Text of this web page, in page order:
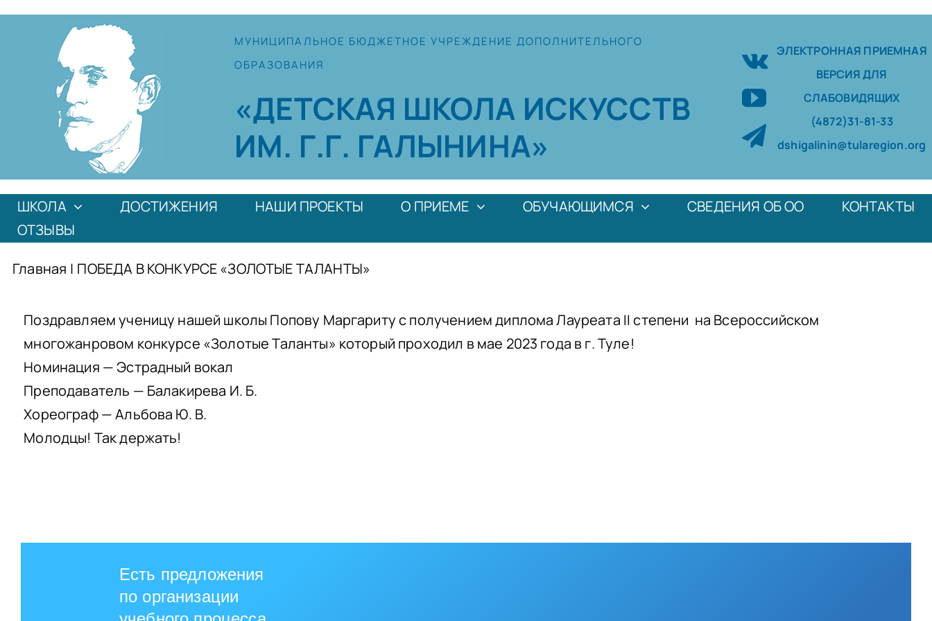
Skip
МУНИЦИПАЛЬНОЕ БЮДЖЕТНОЕ УЧРЕЖДЕНИЕДОПОЛНИТЕЛЬНОГО
ОБРАЗОВАНИЯ
«ДЕТСКАЯ ШКОЛА ИСКУССТВ
ИМ. Г.Г. ГАЛЫНИНА»
ЭЛЕКТРОННАЯ ПРИЕМНАЯ
ВЕРСИЯ ДЛЯ
СЛАБОВИДЯЩИХ
(4872)31-81-33
dshigalinin@tularegion.org
ШКОЛА ДОСТИЖЕНИЯ НАШИ ПРОЕКТЫ О ПРИЕМЕ ОБУЧАЮЩИМСЯ СВЕДЕНИЯ ОБ ОО
КОНТАКТЫ
ОТЗЫВЫ
Главная | ПОБЕДА В КОНКУРСЕ «ЗОЛОТЫЕ ТАЛАНТЫ»
Поздравляем ученицу нашей школы Попову Маргариту с получением диплома Лауреата II степени на Всероссийском
многожанровом конкурсе «Золотые Таланты» который проходил в мае 2023 года в г. Туле!
Номинация — Эстрадный вокал
Преподаватель — Балакирева И. Б.
Хореограф — Альбова Ю. В.
Молодцы! Так держать!
Есть предложения
по организации